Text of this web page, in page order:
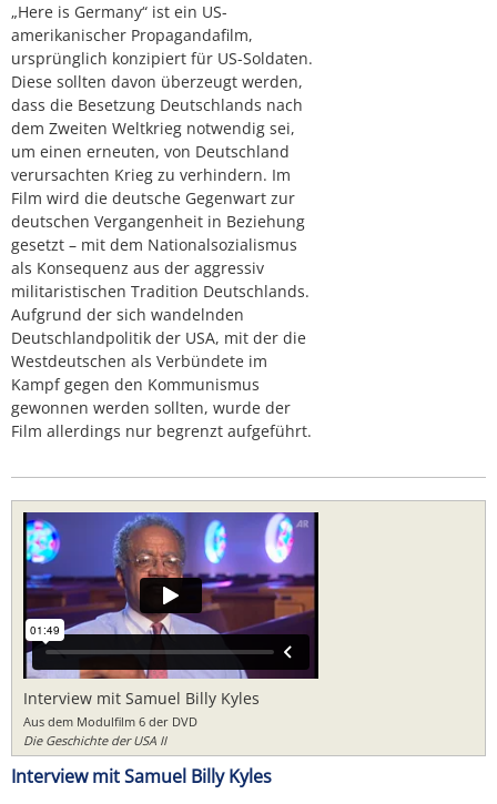
„Here is Germany“ ist ein US-
amerikanischer Propagandafilm,
ursprünglich konzipiert für US-Soldaten.
Diese sollten davon überzeugt werden,
dass die Besetzung Deutschlands nach
dem Zweiten Weltkrieg notwendig sei,
um einen erneuten, von Deutschland
verursachten Krieg zu verhindern. Im
Film wird die deutsche Gegenwart zur
deutschen Vergangenheit in Beziehung
gesetzt – mit dem Nationalsozialismus
als Konsequenz aus der aggressiv
militaristischen Tradition Deutschlands.
Aufgrund der sich wandelnden
Deutschlandpolitik der USA, mit der die
Westdeutschen als Verbündete im
Kampf gegen den Kommunismus
gewonnen werden sollten, wurde der
Film allerdings nur begrenzt aufgeführt.
Interview mit Samuel Billy Kyles
Aus dem Modulfilm 6 der DVD
Die Geschichte der USA II
Interview mit Samuel Billy Kyles